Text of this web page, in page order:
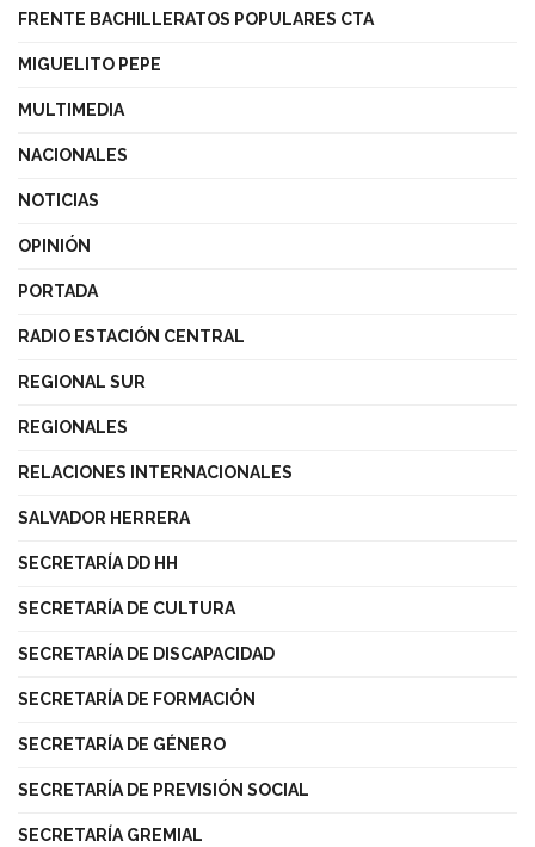
FRENTE BACHILLERATOS POPULARES CTA
MIGUELITO PEPE
MULTIMEDIA
NACIONALES
NOTICIAS
OPINIÓN
PORTADA
RADIO ESTACIÓN CENTRAL
REGIONAL SUR
REGIONALES
RELACIONES INTERNACIONALES
SALVADOR HERRERA
SECRETARÍA DD HH
SECRETARÍA DE CULTURA
SECRETARÍA DE DISCAPACIDAD
SECRETARÍA DE FORMACIÓN
SECRETARÍA DE GÉNERO
SECRETARÍA DE PREVISIÓN SOCIAL
SECRETARÍA GREMIAL